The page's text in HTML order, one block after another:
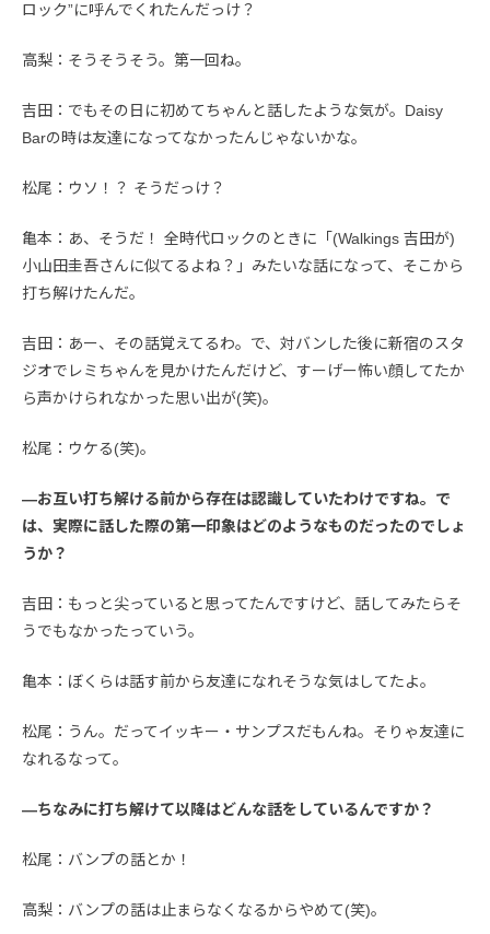
ロック”に呼んでくれたんだっけ？
高梨：そうそうそう。第一回ね。
吉田：でもその日に初めてちゃんと話したような気が。Daisy
Barの時は友達になってなかったんじゃないかな。
松尾：ウソ！？ そうだっけ？
亀本：あ、そうだ！ 全時代ロックのときに「(Walkings 吉田が)
小山田圭吾さんに似てるよね？」みたいな話になって、そこから
打ち解けたんだ。
吉田：あー、その話覚えてるわ。で、対バンした後に新宿のスタ
ジオでレミちゃんを見かけたんだけど、すーげー怖い顔してたか
ら声かけられなかった思い出が(笑)。
松尾：ウケる(笑)。
—お互い打ち解ける前から存在は認識していたわけですね。で
は、実際に話した際の第一印象はどのようなものだったのでしょ
うか？
吉田：もっと尖っていると思ってたんですけど、話してみたらそ
うでもなかったっていう。
亀本：ぼくらは話す前から友達になれそうな気はしてたよ。
松尾：うん。だってイッキー・サンプスだもんね。そりゃ友達に
なれるなって。
—ちなみに打ち解けて以降はどんな話をしているんですか？
松尾：バンプの話とか！
高梨：バンプの話は止まらなくなるからやめて(笑)。